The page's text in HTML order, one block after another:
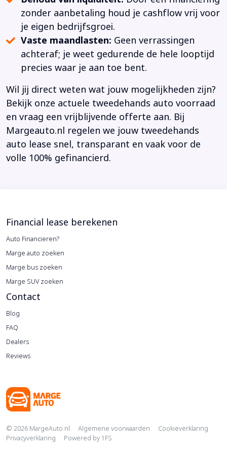
zonder aanbetaling houd je cashflow vrij voor
je eigen bedrijfsgroei.
Vaste maandlasten: Geen verrassingen
achteraf; je weet gedurende de hele looptijd
precies waar je aan toe bent.
Wil jij direct weten wat jouw mogelijkheden zijn?
Bekijk onze actuele tweedehands auto voorraad
en vraag een vrijblijvende offerte aan. Bij
Margeauto.nl regelen we jouw tweedehands
auto lease snel, transparant en vaak voor de
volle 100% gefinancierd.
Financial lease berekenen
Auto Financieren?
Marge auto zoeken
Marge bus zoeken
Marge SUV zoeken
Contact
Blog
FAQ
Dealers
Reviews
Copyright navigation
© 2026 MargeAuto.nl Algemene voorwaarden
Cookieverklaring
Privacyverklaring
Powered by 1FS